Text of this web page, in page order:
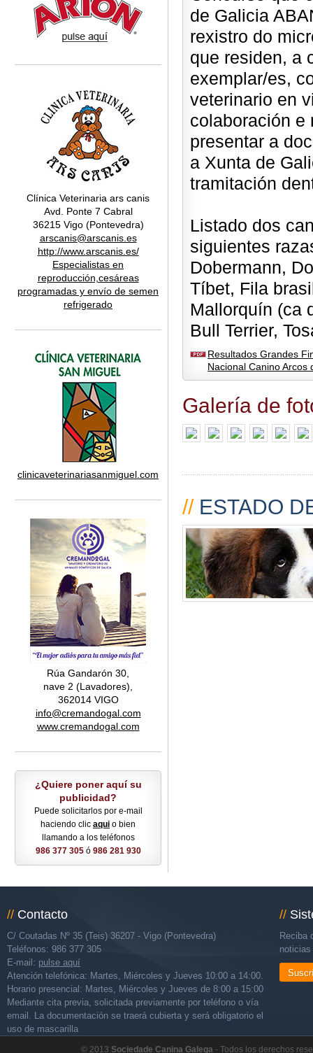
Clínica Veterinaria ars canis
Avd. Ponte 7 Cabral
36215 Vigo (Pontevedra)
arscanis@arscanis.es
http://www.arscanis.es/
Especialistas en
reproducción,cesáreas
programadas y envío de semen
refrigerado
clinicaveterinariasanmiguel.com
Rúa Gandarón 30,
nave 2 (Lavadores),
362014 VIGO
info@cremandogal.com
www.cremandogal.com
¿Quiere poner aquí su
publicidad?
Puede solicitarlos por e-mail
haciendo clic aqui o bien
llamando a los teléfonos
986 377 305ó 986 281 930
de Galicia
rexistro do
que residen, a
exemplar/es,
veterinario en
colaboración e
presentar a
a Xunta de
tramitación
Listado dos
siguientes
Dobermann,
Tíbet, Fila
Mallorquín (ca
Bull Terrier,
Resultados Grandes
Nacional Canino Arcos
Galería de
//ESTADO
// Contacto
C/ Coutadas Nº 35 (Teis) 36207 - Vigo (Pontevedra)
Teléfonos: 986 377 305
E-mail: pulse aquí
Atención telefónica: Martes, Miércoles y Jueves 10:00 a 14:00.
Horario presencial: Martes, Miércoles y Jueves de 8:00 a 15:00
Mediante cita previa, solicitada previamente por teléfono o vía
email. La documentación se traerá cubierta y será obligatorio el
uso de mascarilla
//
Reciba
© 2013 Sociedade Canina Galega - Todos los derechos